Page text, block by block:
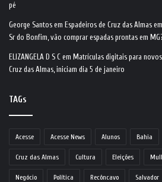
pé
George Santos em Espadeiros de Cruz das Almas
Sr do Bonfim, vão comprar espadas prontas em
ELIZANGELA D S C em Matrículas digitais para
Cruz das Almas, iniciam dia 5 de janeiro
TAGs
Acesse Acesse News Alunos Bahia
Cruz das Almas Cultura Eleições
Negócio Política Recôncavo Salvador